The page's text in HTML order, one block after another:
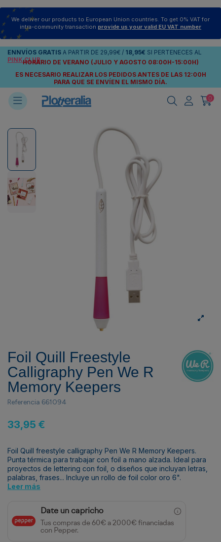
We deliver our products to European Union countries. To get 0% VAT for
intra-community transaction provide us your valid EU VAT number
ENNVÍOS GRATIS A PARTIR DE 29,99€ / 18,95€ SI PERTENECES AL
PINK CLUB
HORARIO DE VERANO (JULIO Y AGOSTO 08:00H-15:00H)
ES NECESARIO REALIZAR LOS PEDIDOS ANTES DE LAS 12:00H
PARA QUE SE ENVÍEN EL MISMO DÍA.
0
Foil Quill Freestyle
Calligraphy Pen We R
Memory Keepers
Referencia 661094
33,95 €
Foil Quill freestyle calligraphy Pen We R Memory Keepers.
Punta térmica para trabajar con foil a mano alzada. Ideal para
proyectos de lettering con foil, o diseños que incluyan letras,
palabras, frases... Incluye un rollo de foil color oro 6".
Leer más
Date un capricho
Tus compras de 60€ a 2000€ financiadas
con Pepper.